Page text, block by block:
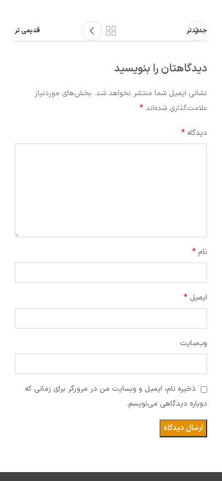
جدیدتر قدیمی تر
دیدگاهتان را بنویسید
نشانی ایمیل شما منتشر نخواهد شد. بخش‌های موردنیاز
علامت‌گذاری شده‌اند *
دیدگاه *
نام *
ایمیل *
وب‌سایت
ذخیره نام، ایمیل و وبسایت من در مرورگر برای زمانی که
دوباره دیدگاهی می‌نویسم.